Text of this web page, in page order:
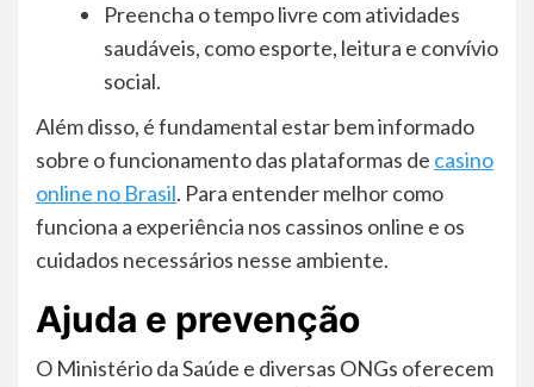
Preencha o tempo livre com atividades
saudáveis, como esporte, leitura e convívio
social.
Além disso, é fundamental estar bem informado
sobre o funcionamento das plataformas de casino
online no Brasil. Para entender melhor como
funciona a experiência nos cassinos online e os
cuidados necessários nesse ambiente.
Ajuda e prevenção
O Ministério da Saúde e diversas ONGs oferecem